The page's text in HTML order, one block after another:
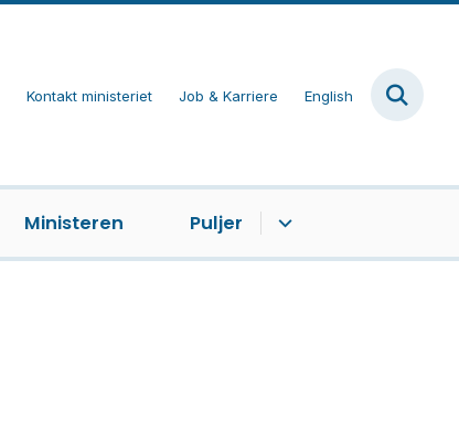
Kontakt ministeriet Job & Karriere English
Ministeren Puljer